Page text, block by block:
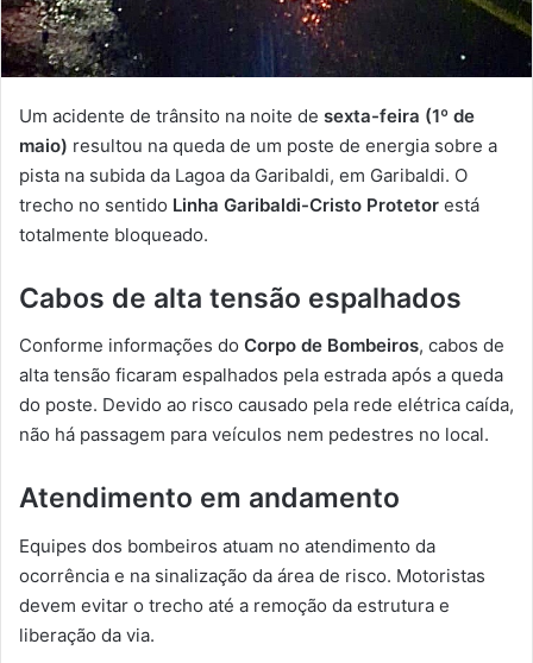
Um acidente de trânsito na noite de sexta-feira (1º de
maio) resultou na queda de um poste de energia sobre a
pista na subida da Lagoa da Garibaldi, em Garibaldi. O
trecho no sentido Linha Garibaldi-Cristo Protetor está
totalmente bloqueado.
Cabos de alta tensão espalhados
Conforme informações do Corpo de Bombeiros, cabos de
alta tensão ficaram espalhados pela estrada após a queda
do poste. Devido ao risco causado pela rede elétrica caída,
não há passagem para veículos nem pedestres no local.
Atendimento em andamento
Equipes dos bombeiros atuam no atendimento da
ocorrência e na sinalização da área de risco. Motoristas
devem evitar o trecho até a remoção da estrutura e
liberação da via.